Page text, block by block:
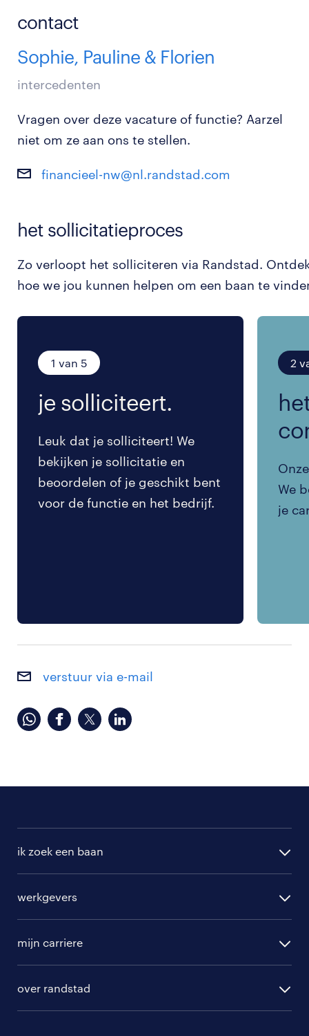
contact
Sophie, Pauline & Florien
intercedenten
Vragen over deze vacature of functie? Aarzel
niet om ze aan ons te stellen.
financieel-nw@nl.randstad.com
het sollicitatieproces
Zo verloopt het solliciteren via Randstad.
hoe we jou kunnen helpen om een baan te
1 van 5
je solliciteert.
Leuk dat je solliciteert! We
bekijken je sollicitatie en
beoordelen of je geschikt bent
voor de functie en het bedrijf.
2
We
je
verstuur via e-mail
ik zoek een baan
randstad professional
randstad digital
werkgevers
hr-diensten
branches
mijn carriere
over randstad